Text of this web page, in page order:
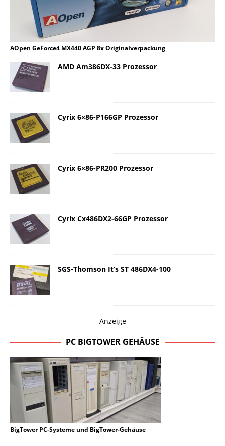
AOpen GeForce4 MX440 AGP 8x Originalverpackung
AMD Am386DX-33 Prozessor
Cyrix 6×86-P166GP Prozessor
Cyrix 6×86-PR200 Prozessor
Cyrix Cx486DX2-66GP Prozessor
SGS-Thomson It’s ST 486DX4-100
Anzeige
PC BIGTOWER GEHÄUSE
BigTower PC-Systeme und BigTower-Gehäuse